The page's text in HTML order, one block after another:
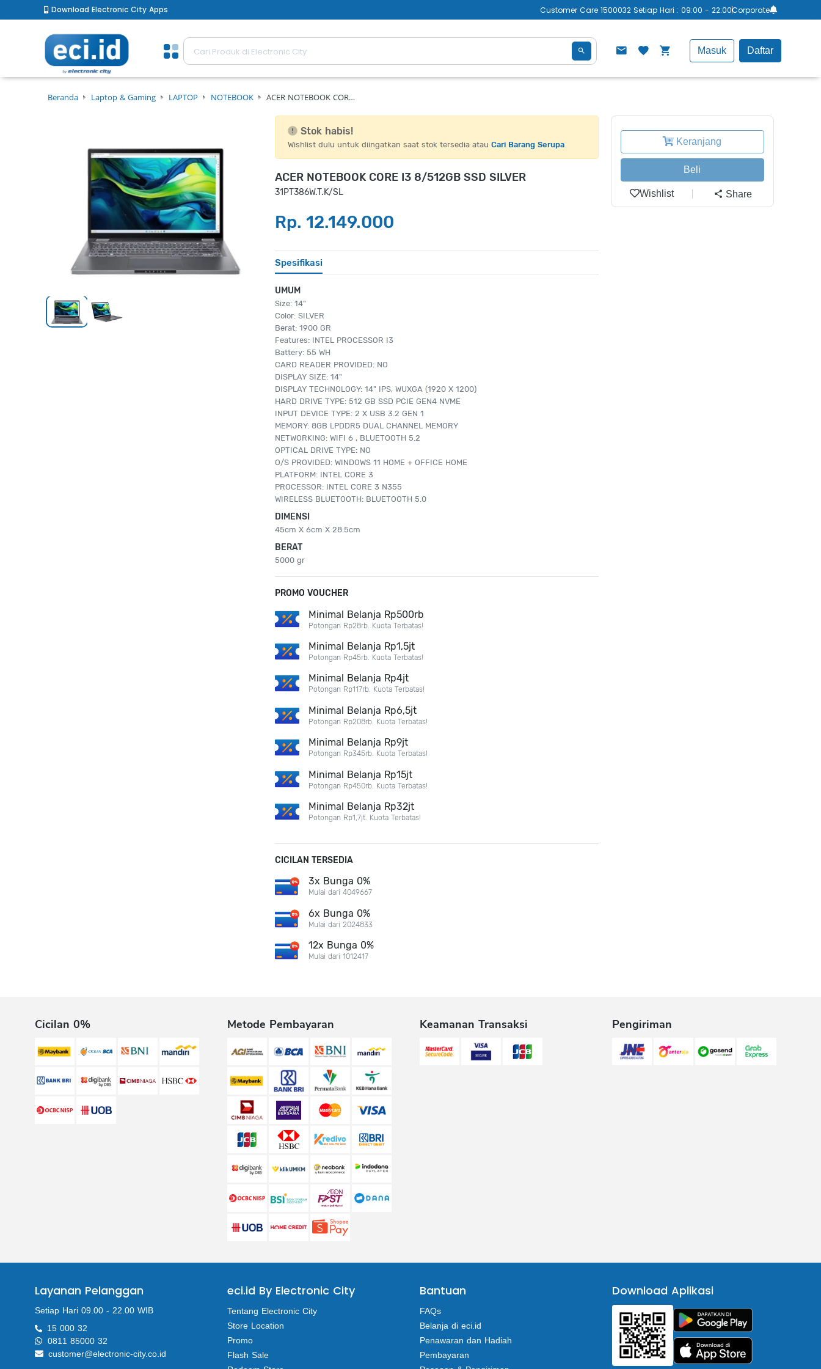
Download Electronic City Apps Customer Care 1500032 Setiap Hari : 09:00 - 22:00Corporate
Masuk Daftar
Beranda Laptop & Gaming LAPTOP NOTEBOOK ACER NOTEBOOK COR…
Stok habis!
Wishlist dulu untuk diingatkan saat stok tersedia atauCari Barang Serupa
ACER NOTEBOOK CORE I3 8/512GB SSD SILVER
31PT386W.T.K/SL
Rp. 12.149.000
Spesifikasi
UMUM
Size: 14"
Color: SILVER
Berat: 1900 GR
Features: INTEL PROCESSOR I3
Battery: 55 WH
CARD READER PROVIDED: NO
DISPLAY SIZE: 14"
DISPLAY TECHNOLOGY: 14" IPS, WUXGA (1920 X 1200)
HARD DRIVE TYPE: 512 GB SSD PCIE GEN4 NVME
INPUT DEVICE TYPE: 2 X USB 3.2 GEN 1
MEMORY: 8GB LPDDR5 DUAL CHANNEL MEMORY
NETWORKING: WIFI 6 , BLUETOOTH 5.2
OPTICAL DRIVE TYPE: NO
O/S PROVIDED: WINDOWS 11 HOME + OFFICE HOME
PLATFORM: INTEL CORE 3
PROCESSOR: INTEL CORE 3 N355
WIRELESS BLUETOOTH: BLUETOOTH 5.0
DIMENSI
45cm X 6cm X 28.5cm
BERAT
5000 gr
PROMO VOUCHER
Minimal Belanja Rp500rb
Potongan Rp28rb. Kuota Terbatas!
Minimal Belanja Rp1,5jt
Potongan Rp45rb. Kuota Terbatas!
Minimal Belanja Rp4jt
Potongan Rp117rb. Kuota Terbatas!
Minimal Belanja Rp6,5jt
Potongan Rp208rb. Kuota Terbatas!
Minimal Belanja Rp9jt
Potongan Rp345rb. Kuota Terbatas!
Minimal Belanja Rp15jt
Potongan Rp450rb. Kuota Terbatas!
Minimal Belanja Rp32jt
Potongan Rp1,7jt. Kuota Terbatas!
CICILAN TERSEDIA
3x Bunga 0%
Mulai dari 4049667
6x Bunga 0%
Mulai dari 2024833
12x Bunga 0%
Mulai dari 1012417
Keranjang
Beli
Wishlist Share
Cicilan 0% Metode Pembayaran Keamanan Transaksi Pengiriman
Layanan Pelanggan
Setiap Hari 09.00 - 22.00 WIB
15 000 32
0811 85000 32
customer@electronic-city.co.id
eci.id By Electronic City
Tentang Electronic City
Store Location
Promo
Flash Sale
Bantuan
FAQs
Belanja di eci.id
Penawaran dan Hadiah
Pembayaran
Download Aplikasi